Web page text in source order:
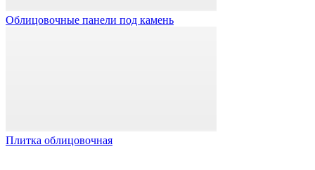
Облицовочные панели под камень
Плитка облицовочная